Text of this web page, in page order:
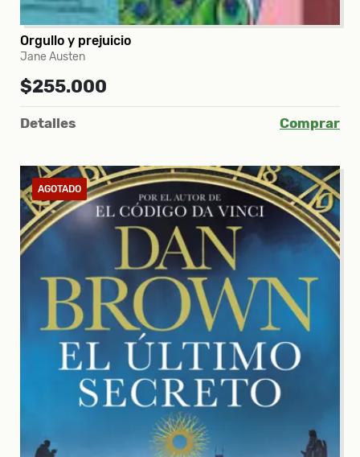
Orgullo y prejuicio
Jane Austen
$255.000
Detalles Comprar
AGOTADO